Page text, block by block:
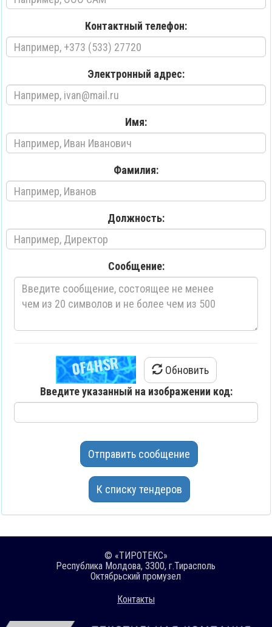
Контактный телефон:
Электронный адрес:
Имя:
Фамилия:
Должность:
Сообщение:
Обновить
Введите указанный на изображении код:
Отправить сообщение
К списку тендеров
© «ТИРОТЕКС»
Республика Молдова, 3300, г.Тирасполь
Октябрьский промузел
Контакты